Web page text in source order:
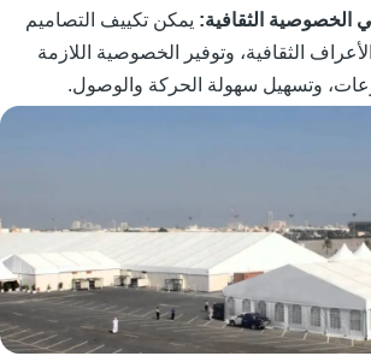
الخصوصية الثقافية:يمكن تكييف التصاميم
الثقافية، وتوفير الخصوصية اللازمة
وتسهيل سهولة الحركة والوصول.